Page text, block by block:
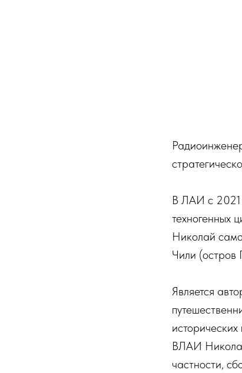
В ЛАИ с 2021
техногенных
Николай
Чили (остров
Является
ВЛАИ
частности,